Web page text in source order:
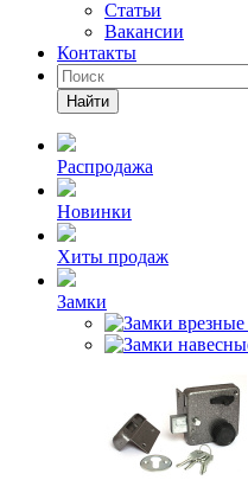
Статьи
Вакансии
Контакты
Найти
Распродажа
Новинки
Хиты продаж
Замки